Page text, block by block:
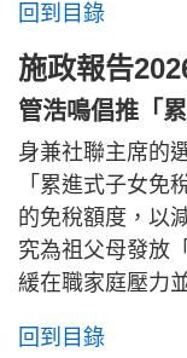
回到目錄
施政報告
管浩鳴倡推「
身兼社聯主席的
「累進式子女免
的免稅額度，以
究為祖父母發放
緩在職家庭壓力
回到目錄